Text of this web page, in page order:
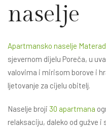
naselje
Apartmansko naselje
sjevernom dijelu Poreča, u
valovima i mirisom borove i
ljetovanje za cijelu obitelj.
Naselje broji 30 apartmana
relaksaciju, daleko od gužve